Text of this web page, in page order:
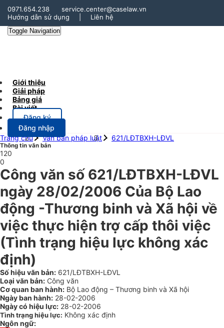
0971.654.238
service.center@caselaw.vn
Hướng dẫn sử dụng
Liên hệ
Toggle Navigation
Giới thiệu
Giải pháp
Bảng giá
Bài viết
Đăng ký
Đăng nhập
Trang chủ
Văn bản pháp luật 621/LĐTBXH-LĐVL
Thông tin văn bản
120
0
Công văn số 621/LĐTBXH-LĐVL
ngày 28/02/2006 Của Bộ Lao
động -Thương binh và Xã hội về
việc thực hiện trợ cấp thôi việc
(Tình trạng hiệu lực không xác
định)
Số hiệu văn bản: 621/LĐTBXH-LĐVL
Loại văn bản: Công văn
Cơ quan ban hành: Bộ Lao động – Thương binh và Xã hội
Ngày ban hành: 28-02-2006
Ngày có hiệu lực: 28-02-2006
Tình trạng hiệu lực: Không xác định
Ngôn ngữ: